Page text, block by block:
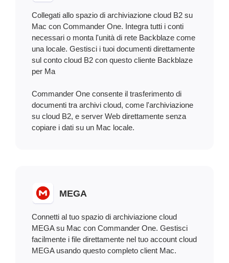
Collegati allo spazio di archiviazione cloud B2 su
Mac con Commander One. Integra tutti i conti
necessari o monta l'unità di rete Backblaze come
una locale. Gestisci i tuoi documenti direttamente
sul conto cloud B2 con questo cliente Backblaze
per Ma
Commander One consente il trasferimento di
documenti tra archivi cloud, come l'archiviazione
su cloud B2, e server Web direttamente senza
copiare i dati su un Mac locale.
MEGA
Connetti al tuo spazio di archiviazione cloud
MEGA su Mac con Commander One. Gestisci
facilmente i file direttamente nel tuo account cloud
MEGA usando questo completo client Mac.